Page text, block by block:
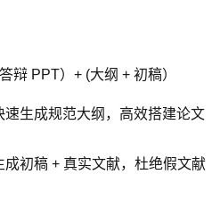
辩 PPT）+ (大纲 + 初稿）
生成规范大纲，高效搭建论文
初稿 + 真实文献，杜绝假文献